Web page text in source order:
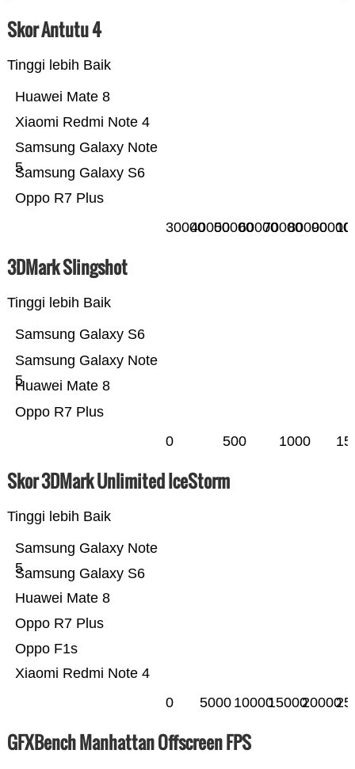
Skor Antutu 4
Tinggi lebih Baik
Oppo R7 Plus
Samsung Galaxy S6
Samsung Galaxy Note
5
Xiaomi Redmi Note 4
Huawei Mate 8
30000400005000060000700008000090000
3DMark Slingshot
Tinggi lebih Baik
Oppo R7 Plus
Huawei Mate 8
Samsung Galaxy Note
5
Samsung Galaxy S6
0 500 1000
Skor 3DMark Unlimited IceStorm
Tinggi lebih Baik
Xiaomi Redmi Note 4
Oppo F1s
Oppo R7 Plus
Huawei Mate 8
Samsung Galaxy S6
Samsung Galaxy Note
5
0 5000 100001500020000
GFXBench Manhattan Offscreen FPS